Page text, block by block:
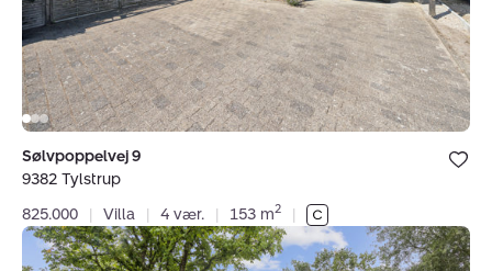
Bolig er
under dine
Sølvpoppelvej 9
9382 Tylstrup
825.000
| Villa | 4 vær. | 153 m2 |
Landejendom:
Halsvej